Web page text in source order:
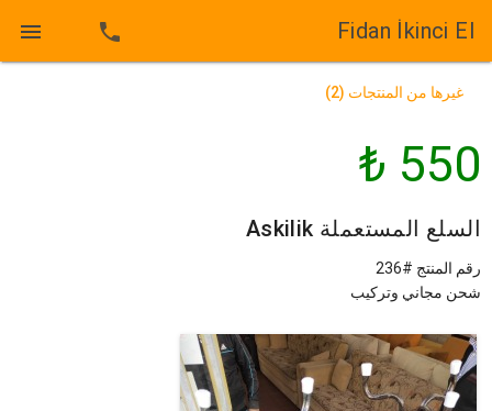
 Fidan İkinci El
phone
غيرها من المنتجات (2)
550 ₺
السلع المستعملة Askilik
رقم المنتج #236
شحن مجاني وتركيب